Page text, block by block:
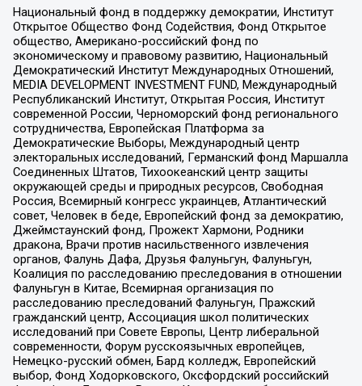
Национальный фонд в поддержку демократии, Институт
Открытое Общество Фонд Содействия, Фонд Открытое
общество, Американо-российский фонд по
экономическому и правовому развитию, Национальный
Демократический Институт Международных Отношений,
MEDIA DEVELOPMENT INVESTMENT FUND, Международный
Республиканский Институт, Открытая Россия, Институт
современной России, Черноморский фонд регионального
сотрудничества, Европейская Платформа за
Демократические Выборы, Международный центр
электоральных исследований, Германский фонд Маршалла
Соединенных Штатов, Тихоокеанский центр защиты
окружающей среды и природных ресурсов, Свободная
Россия, Всемирный конгресс украинцев, Атлантический
совет, Человек в беде, Европейский фонд за демократию,
Джеймстаунский фонд, Прожект Хармони, Родники
дракона, Врачи против насильственного извлечения
органов, Фалунь Дафа, Друзья Фалуньгун, Фалуньгун,
Коалиция по расследованию преследования в отношении
Фалуньгун в Китае, Всемирная организация по
расследованию преследований Фалуньгун, Пражский
гражданский центр, Ассоциация школ политических
исследований при Совете Европы, Центр либеральной
современности, Форум русскоязычных европейцев,
Немецко-русский обмен, Бард колледж, Европейский
выбор, Фонд Ходорковского, Оксфордский российский